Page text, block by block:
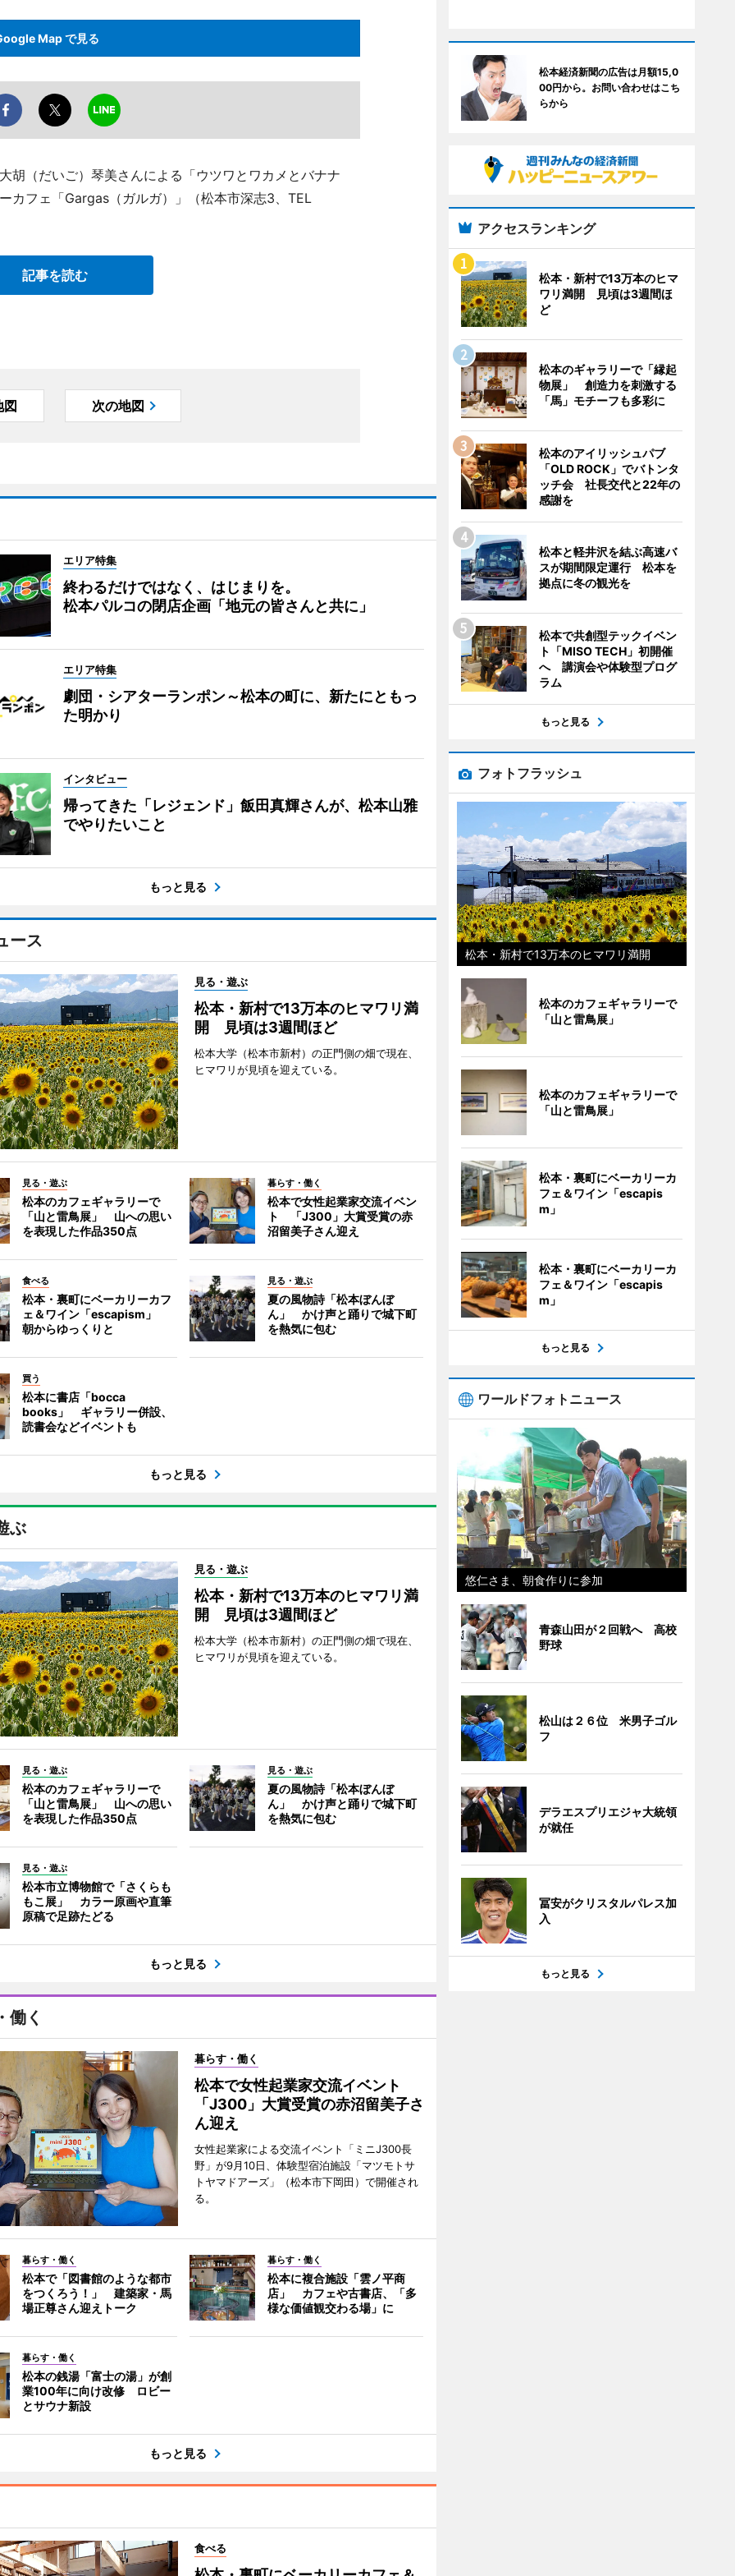
Map で見る
胡（だいご）琴美さんによる「ウツワとワカメとバナナ
カフェ「Gargas（ガルガ）」（松本市深志3、TEL
記事を読む
図 次の地図
エリア特集
終わるだけではなく、はじまりを。
松本パルコの閉店企画「地元の皆さんと共に」
エリア特集
劇団・シアターランポン～松本の町に、新たにともっ
た明かり
インタビュー
帰ってきた「レジェンド」飯田真輝さんが、松本山雅
でやりたいこと
もっと見る
ース
見る・遊ぶ
松本・新村で13万本のヒマワリ満
開 見頃は3週間ほど
松本大学（松本市新村）の正門側の畑で現在、
ヒマワリが見頃を迎えている。
見る・遊ぶ
松本のカフェギャラリーで
「山と雷鳥展」 山への思い
を表現した作品350点
暮らす・働く
松本で女性起業家交流イベン
ト 「J300」大賞受賞の赤
沼留美子さん迎え
食べる
松本・裏町にベーカリーカフ
ェ＆ワイン「escapism」
朝からゆっくりと
見る・遊ぶ
夏の風物詩「松本ぼんぼ
ん」 かけ声と踊りで城下町
を熱気に包む
買う
松本に書店「bocca
books」 ギャラリー併設、
読書会などイベントも
もっと見る
ぶ
見る・遊ぶ
松本・新村で13万本のヒマワリ満
開 見頃は3週間ほど
松本大学（松本市新村）の正門側の畑で現在、
ヒマワリが見頃を迎えている。
見る・遊ぶ
松本のカフェギャラリーで
「山と雷鳥展」 山への思い
を表現した作品350点
見る・遊ぶ
夏の風物詩「松本ぼんぼ
ん」 かけ声と踊りで城下町
を熱気に包む
見る・遊ぶ
松本市立博物館で「さくらも
もこ展」 カラー原画や直筆
原稿で足跡たどる
もっと見る
働く
暮らす・働く
松本で女性起業家交流イベント
「J300」大賞受賞の赤沼留美子さ
ん迎え
女性起業家による交流イベント「ミニJ300長
野」が9月10日、体験型宿泊施設「マツモトサ
トヤマドアーズ」（松本市下岡田）で開催され
る。
暮らす・働く
松本で「図書館のような都市
をつくろう！」 建築家・馬
場正尊さん迎えトーク
暮らす・働く
松本に複合施設「雲ノ平商
店」 カフェや古書店、「多
様な価値観交わる場」に
暮らす・働く
松本の銭湯「富士の湯」が創
業100年に向け改修 ロビー
とサウナ新設
もっと見る
食べる
松本経済新聞の広告は月額15,0
00円から。お問い合わせはこち
らから
アクセスランキング
松本・新村で13万本のヒマ
ワリ満開 見頃は3週間ほ
ど
松本のギャラリーで「縁起
物展」 創造力を刺激する
「馬」モチーフも多彩に
松本のアイリッシュパブ
「OLD ROCK」でバトンタ
ッチ会 社長交代と22年の
感謝を
松本と軽井沢を結ぶ高速バ
スが期間限定運行 松本を
拠点に冬の観光を
松本で共創型テックイベン
ト「MISO TECH」初開催
へ 講演会や体験型プログ
ラム
もっと見る
フォトフラッシュ
松本・新村で13万本のヒマワリ満開
松本のカフェギャラリーで
「山と雷鳥展」
松本のカフェギャラリーで
「山と雷鳥展」
松本・裏町にベーカリーカ
フェ＆ワイン「escapis
m」
松本・裏町にベーカリーカ
フェ＆ワイン「escapis
m」
もっと見る
ワールドフォトニュース
悠仁さま、朝食作りに参加
青森山田が２回戦へ 高校
野球
松山は２６位 米男子ゴル
フ
デラエスプリエジャ大統領
が就任
冨安がクリスタルパレス加
入
もっと見る